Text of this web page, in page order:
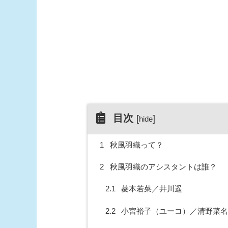
目次 [hide]
1 秋風羽織って？
2 秋風羽織のアシスタントは誰？
2.1 菱本若菜／井川遥
2.2 小宮裕子（ユーコ）／清野菜名